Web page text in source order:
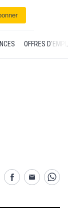
OFFRES
Partage désactivé
Partage